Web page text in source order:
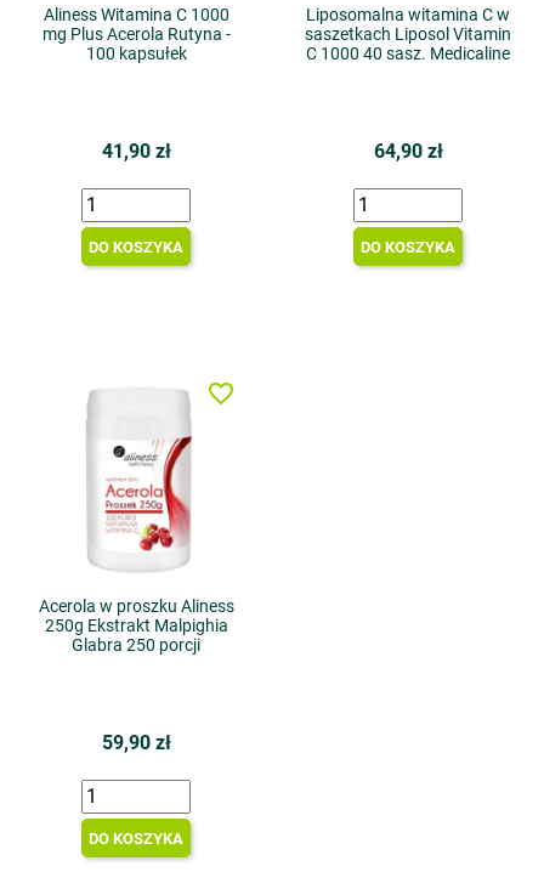
Aliness Witamina C 1000
mg Plus Acerola Rutyna -
100 kapsułek
41,90 zł
DO KOSZYKA
Liposomalna witamina C w
saszetkach Liposol Vitamin
C 1000 40 sasz. Medicaline
64,90 zł
DO KOSZYKA
Acerola w proszku Aliness
250g Ekstrakt Malpighia
Glabra 250 porcji
59,90 zł
DO KOSZYKA
favorite_border